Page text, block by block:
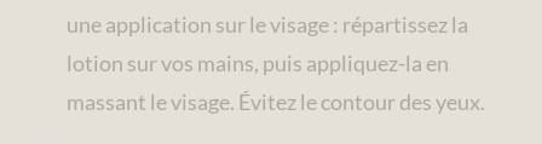
une application sur le visage : répartissez la
lotion sur vos mains, puis appliquez-la en
massant le visage. Évitez le contour des yeux.